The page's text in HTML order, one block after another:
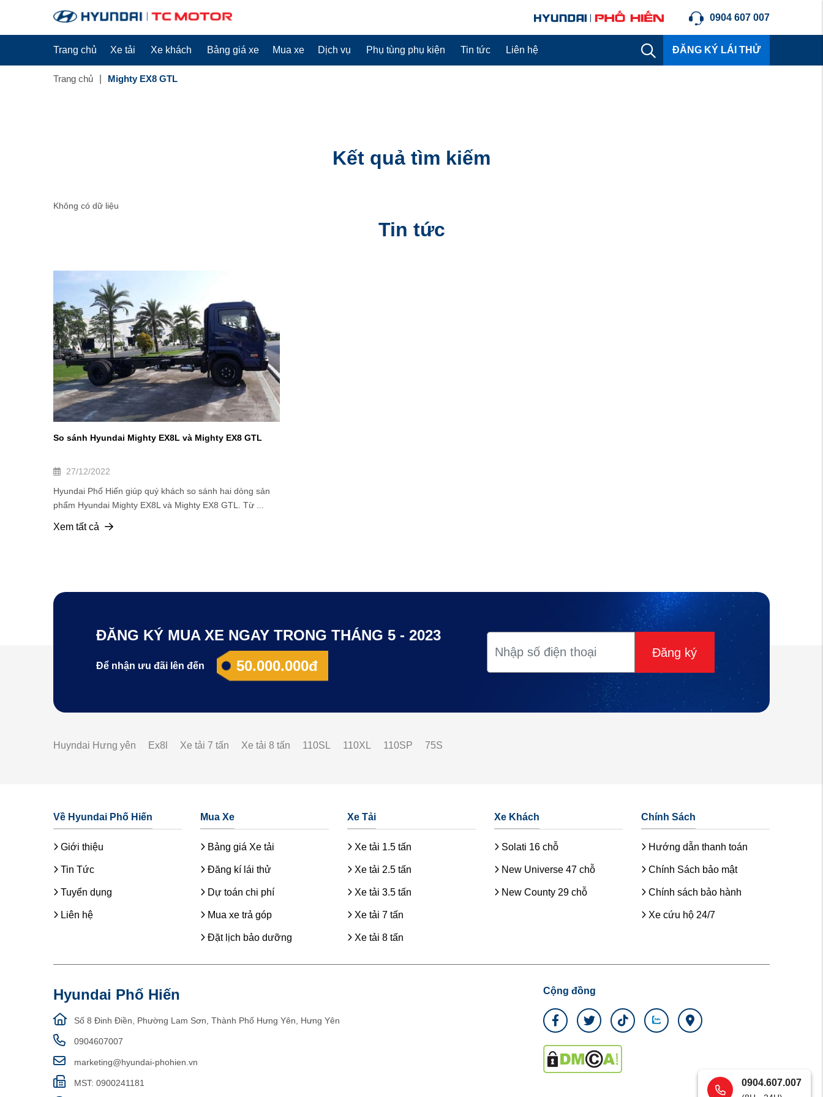
0904 607 007
Trang chủ Xe tải Xe khách Bảng giá xe Mua xe Dịch vụ Phụ tùng phụ kiện Tin tức Liên hệ ĐĂNG KÝ LÁI THỬ
Trang chủ Mighty EX8 GTL
Kết quả tìm kiếm
Không có dữ liệu
Tin tức
So sánh Hyundai Mighty EX8L và Mighty EX8 GTL
27/12/2022
Hyundai Phố Hiến giúp quý khách so sánh hai dòng sản
phẩm Hyundai Mighty EX8L và Mighty EX8 GTL. Từ ...
Xem tất cả
ĐĂNG KÝ MUA XE NGAY TRONG THÁNG 5 - 2023
Để nhận ưu đãi lên đến 50.000.000đ
Đăng ký
Huyndai Hưng yên Ex8l Xe tải 7 tấn Xe tải 8 tấn 110SL 110XL 110SP 75S
Về Hyundai Phố Hiến
Giới thiệu
Tin Tức
Tuyển dụng
Liên hệ
Mua Xe
Bảng giá Xe tải
Đăng kí lái thử
Dự toán chi phí
Mua xe trả góp
Đặt lịch bảo dưỡng
Xe Tải
Xe tải 1.5 tấn
Xe tải 2.5 tấn
Xe tải 3.5 tấn
Xe tải 7 tấn
Xe tải 8 tấn
Xe Khách
Solati 16 chỗ
New Universe 47 chỗ
New County 29 chỗ
Chính Sách
Hướng dẫn thanh toán
Chính Sách bảo mật
Chính sách bảo hành
Xe cứu hộ 24/7
Hyundai Phố Hiến
Số 8 Đinh Điền, Phường Lam Sơn, Thành Phố Hưng Yên, Hưng Yên
0904607007
marketing@hyundai-phohien.vn
MST: 0900241181
Cộng đồng
0904.607.007